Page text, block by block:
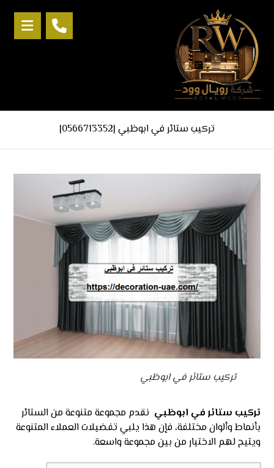
تركيب ستائر في ابوظبي |0566713352|
تركيب ستائر في ابوظبي
تركيب ستائر في ابوظبي نقدم مجموعة متنوعة من الستائر
بأنماط وألوان مختلفة، فإن هذا يلبي تفضيلات العملاء المتنوعة
ويتيح لهم الاختيار من بين مجموعة واسعة.